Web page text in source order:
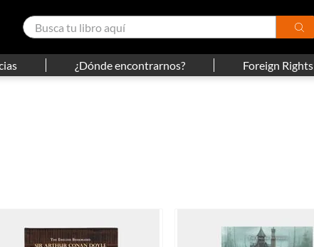
¿Dónde encontrarnos? Foreign Rights